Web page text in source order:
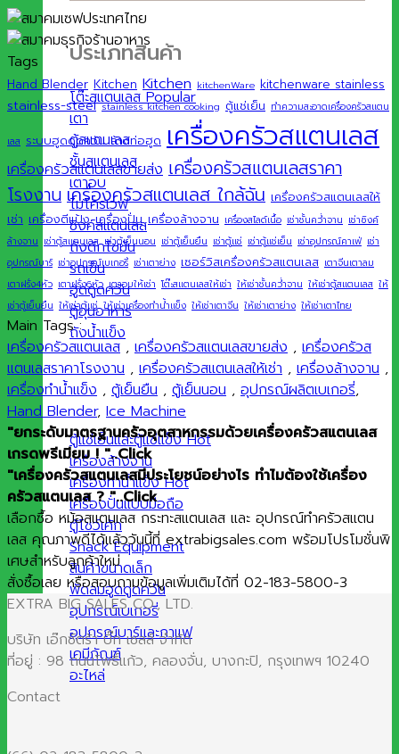
ประเภทสินค้า
โต๊ะสแตนเลส
เตา
ตู้สแตนเลส
ชั้นสแตนเลส
เตาอบ
ไมโครเวฟ
ซิงค์สแตนเลส
ถังดักไขมัน
รถเข็น
ฮูดดูดควัน
ตู้อุ่นอาหาร
ถังน้ำแข็ง
ตู้แช่เย็นและตู้แช่แข็ง
เครื่องล้างจาน
เครื่องทำน้ำแข็ง
เครื่องปั่นแบบมือถือ
ตู้โชว์เค้ก
Snack Equipment
สินค้าขนาดเล็ก
พัดลมฮูดดูดควัน
อุปกรณ์เบเกอรี่
อุปกรณ์บาร์และกาแฟ
เคมีภัณฑ์
อะไหล่
Tags
Hand Blender Kitchen Kitchen kitchenWare kitchenware stainless
stainless-steel stainless kitchen cooking ตู้แช่เย็น ทำความสะอาดเครื่องครัวสแตน
เลส ระบบฮูดดูดควัน ล้างท่อฮูด เครื่องครัวสแตนเลส
เครื่องครัวสแตนเลสขายส่ง เครื่องครัวสแตนเลสราคา
โรงงาน เครื่องครัวสแตนเลส ใกล้ฉัน เครื่องครัวสแตนเลสให้
เช่า เครื่องตีแป้ง เครื่องปั่น เครื่องล้างจาน เครื่องสไลด์เนื้อ เช่าชั้นคว่ำจาน เช่าซิงค์
ล้างจาน เช่าตู้สแตนเลส เช่าตู้เย็นนอน เช่าตู้เย็นยืน เช่าตู้แช่ เช่าตู้แช่เย็น เช่าอุปกรณ์คาเฟ่ เช่า
อุปกรณ์บาร์ เช่าอุปกรณ์เบเกอรี่ เช่าเตาย่าง เซอร์วิสเครื่องครัวสแตนเลส เตาจีนเตาลม
เตาฝรั่ง4หัว เตาฝรั่ง6หัว เตาอบให้เช่า โต๊ะสแตนเลสให้เช่า ให้เช่าชั้นคว่ำจาน ให้เช่าตู้สแตนเลส ให้
เช่าตู้เย็นยืน ให้เช่าตู้แช่ ให้เช่าเครื่องทำน้ำแข็ง ให้เช่าเตาจีน ให้เช่าเตาย่าง ให้เช่าเตาไทย
Main Tags :
เครื่องครัวสแตนเลส , เครื่องครัวสแตนเลสขายส่ง , เครื่องครัวส
แตนเลสราคาโรงงาน , เครื่องครัวสแตนเลสให้เช่า , เครื่องล้างจาน ,
เครื่องทำน้ำแข็ง , ตู้เย็นยืน , ตู้เย็นนอน , อุปกรณ์ผลิตเบเกอรี่,
Hand Blender, Ice Machine
"ยกระดับมาตรฐานครัวอุตสาหกรรมด้วยเครื่องครัวสแตนเลส
เกรดพรีเมียม ! "..Click
"เครื่องครัวสแตนเลสมีประโยชน์อย่างไร ทำไมต้องใช้เครื่อง
ครัวสแตนเลส ? "..Click
เลือกซื้อ หม้อสแตนเลส กระทะสแตนเลส และ อุปกรณ์ทำครัวสแตน
เลส คุณภาพดีได้แล้ววันนี้ที่ extrabigsales.com พร้อมโปรโมชั่นพิ
เศษสำหรับลูกค้าใหม่
สั่งซื้อเลย หรือสอบถามข้อมูลเพิ่มเติมได้ที่ 02-183-5800-3
EXTRA BIG SALES CO., LTD.
บริษัท เอ๊กซ์ตร้า บิ๊ก เซลส์ จำกัด
ที่อยู่ : 98 ถนนโพธิ์แก้ว, คลองจั่น, บางกะปิ, กรุงเทพฯ 10240
Contact